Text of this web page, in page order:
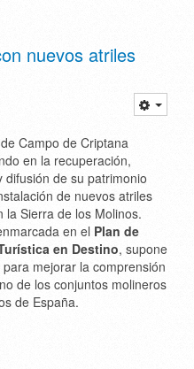
nuevos atriles
Campo de Criptana
en la recuperación,
difusión de su patrimonio
de nuevos atriles
la Sierra de los Molinos.
en el Plan de
en Destino, supone
mejorar la comprensión
de los conjuntos molineros
de España.